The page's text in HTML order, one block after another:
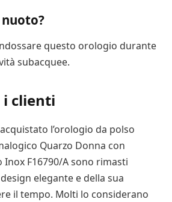
questo orologio durante
subacquee.
i clienti
l’orologio da polso
Quarzo Donna con
Inox F16790/A sono rimasti
elegante e della sua
il tempo. Molti lo considerano